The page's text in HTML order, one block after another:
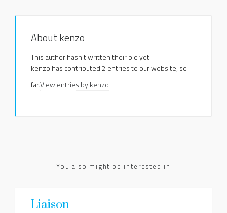
Aboutkenzo
This author hasn't written their bio yet.
kenzo has contributed 2 entries to our website, so
far.View entries bykenzo
You also might be interested in
Liaison